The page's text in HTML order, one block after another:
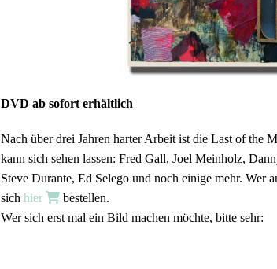
DVD ab sofort erhältlich
Nach über drei Jahren harter Arbeit ist die Last of the
kann sich sehen lassen: Fred Gall, Joel Meinholz,
Steve Durante, Ed Selego und noch einige mehr. Wer
sich hier
bestellen.
Wer sich erst mal ein Bild machen möchte, bitte sehr: